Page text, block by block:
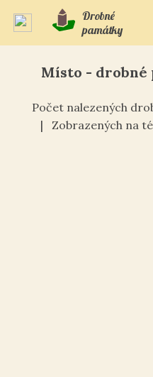
Drobné
památky
Místo - drobné
Počet nalezených
| Zobrazených na